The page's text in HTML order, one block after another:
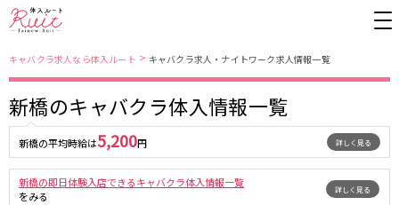
キャバクラ求人なら体入ルート > キャバクラ求人・ナイトワーク求人情報一覧
新橋のキャバクラ体入情報一覧
新橋の平均時給は5,200円 詳しく見る
新橋の即日体験入店できるキャバクラ体入情報一覧
をみる
詳しく見る
東京都
上野
池袋
錦糸町・亀戸
新橋
東京メトロ日比谷線
銀座駅
上野駅
秋葉原駅
北千住駅